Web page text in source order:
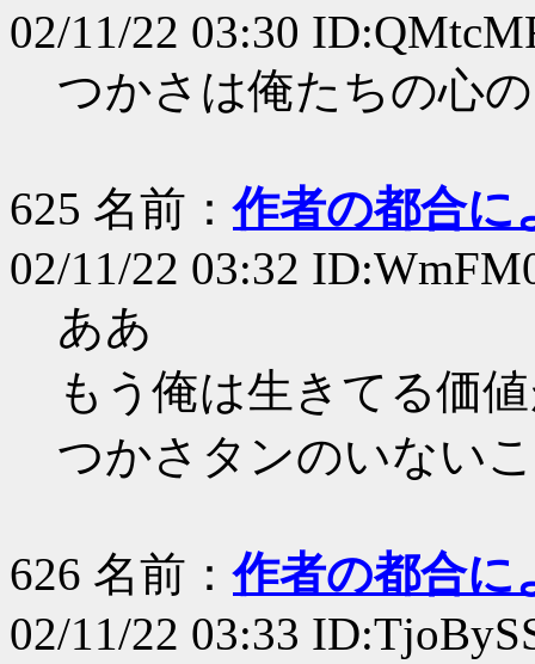
02/11/22 03:30
つかさは俺たちの心
625 名前：作者の都合に
02/11/22 03:32
ああ
もう俺は生きてる価
つかさタンのいない
626 名前：作者の都合に
02/11/22 03:33